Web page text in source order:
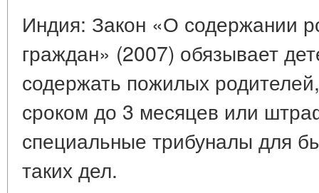
Индия: Закон «О содержании
граждан» (2007) обязывает
содержать пожилых
сроком до 3 месяцев или
специальные трибуналы для
таких дел.